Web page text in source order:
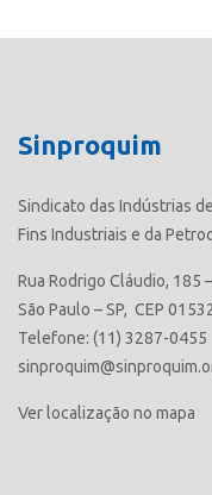
Sinproquim
Sindicato das Indústrias
Fins Industriais e da
Rua Rodrigo Cláudio, 185
São Paulo – SP, CEP
Telefone: (11) 3287-0455
Ver localização no mapa